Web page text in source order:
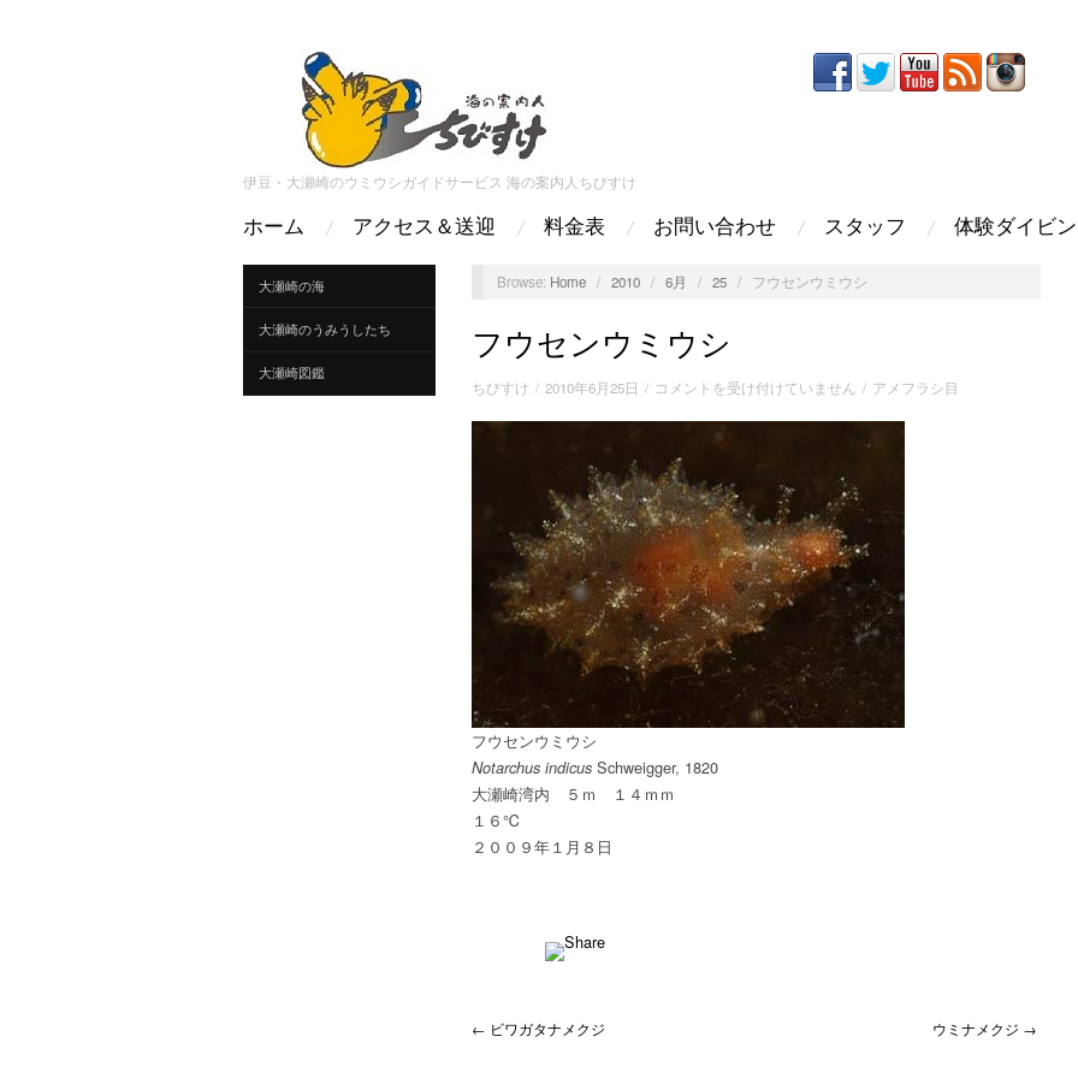
伊豆・大瀬崎のウミウシガイドサービス 海の案内人ちびすけ
ホーム アクセス＆送迎 料金表 お問い合わせ スタッフ 体験ダイビ
大瀬崎の海
大瀬崎のうみうしたち
大瀬崎図鑑
Browse: Home / 2010 / 6月 / 25 / フウセンウミウシ
フウセンウミウシ
ちびすけ / 2010年6月25日 / フ
ウ
ミ
ウ
は
コメントを受け付けていません / アメフラシ目
フウセンウミウシ
Notarchus indicus Schweigger, 1820
大瀬崎湾内 ５ｍ １４ｍｍ
１６℃
２００９年１月８日
← ビワガタナメクジ ウミナメクジ →